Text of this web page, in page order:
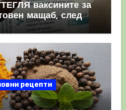
ваксините за
мащаб, след
причиняват
рецепти